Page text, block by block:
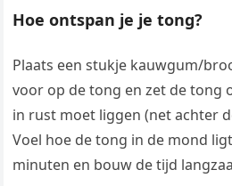
Hoe ontspan je je tong?
Plaats een stukje kauwgum/
voor op de tong en zet de tong
in rust moet liggen (net achter
Voel hoe de tong in de mond
minuten en bouw de tijd